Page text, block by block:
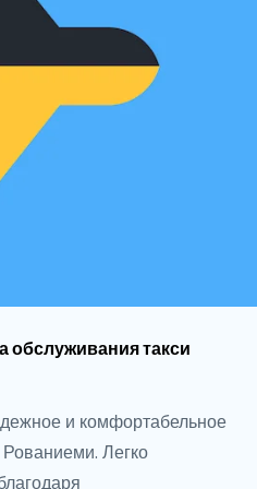
обслуживания такси
и комфортабельное
Легко